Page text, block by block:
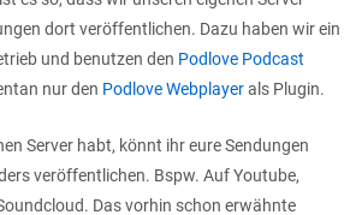
dort veröffentlichen. Dazu haben wir ein
und benutzen den Podlove Podcast
nur den Podlove Webplayerals Plugin.
Server habt, könnt ihr eure Sendungen
veröffentlichen. Bspw. Auf Youtube,
Das vorhin schon erwähnte